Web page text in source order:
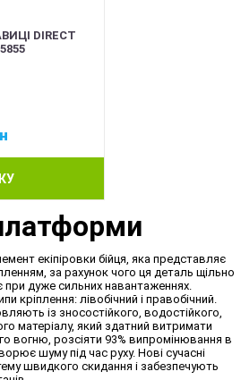
DIRECT
екіпіровки бійця, яка представляє
за рахунок чого ця деталь щільно
при дуже сильних навантаженнях.
кріплення: лівобічний і правобічний.
із зносостійкого, водостійкого,
матеріалу, який здатний витримати
вогню, розсіяти 93% випромінювання в
шуму під час руху. Нові сучасні
швидкого скидання і забезпечують